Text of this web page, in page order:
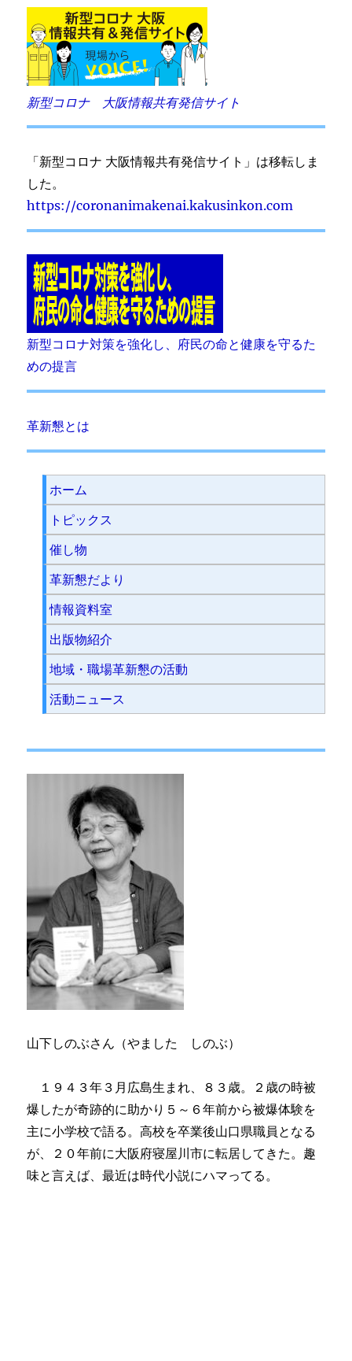
新型コロナ 大阪情報共有発信サイト
「新型コロナ 大阪情報共有発信サイト」は移転しま
した。
https://coronanimakenai.kakusinkon.com
新型コロナ対策を強化し、府民の命と健康を守るた
めの提言
革新懇とは
ホーム
トピックス
催し物
革新懇だより
情報資料室
出版物紹介
地域・職場革新懇の活動
活動ニュース
山下しのぶさん（やました しのぶ）
１９４３年３月広島生まれ、８３歳。２歳の時被
爆したが奇跡的に助かり５～６年前から被爆体験を
主に小学校で語る。高校を卒業後山口県職員となる
が、２０年前に大阪府寝屋川市に転居してきた。趣
味と言えば、最近は時代小説にハマってる。